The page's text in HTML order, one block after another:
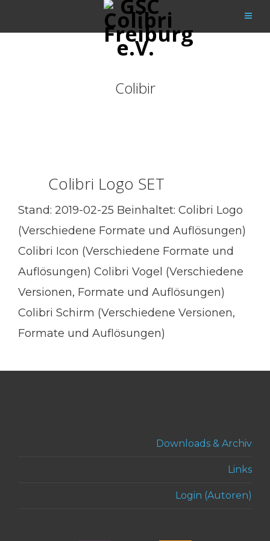
Colibir
Colibri Logo SET
Stand: 2019-02-25 Beinhaltet: Colibri Logo
(Verschiedene Formate und Auflösungen)
Colibri Icon (Verschiedene Formate und
Auflösungen) Colibri Vogel (Verschiedene
Versionen, Formate und Auflösungen)
Colibri Schirm (Verschiedene Versionen,
Formate und Auflösungen)
Downloads & Archiv
Links
Login (Autoren)